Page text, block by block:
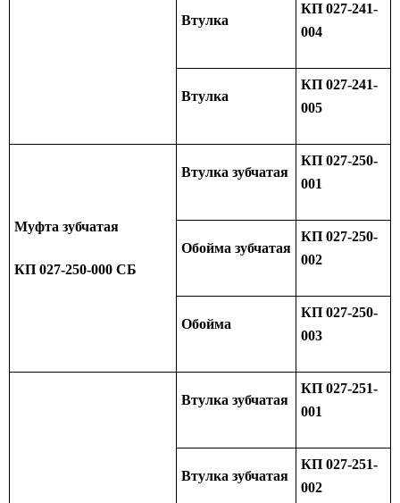
Втулка
КП 027-241-
004
Втулка
КП 027-241-
005
Муфта зубчатая
КП 027-250-000 СБ
Втулка зубчатая
КП 027-250-
001
Обойма зубчатая
КП 027-250-
002
Обойма
КП 027-250-
003
Втулка зубчатая
КП 027-251-
001
Втулка зубчатая
КП 027-251-
002